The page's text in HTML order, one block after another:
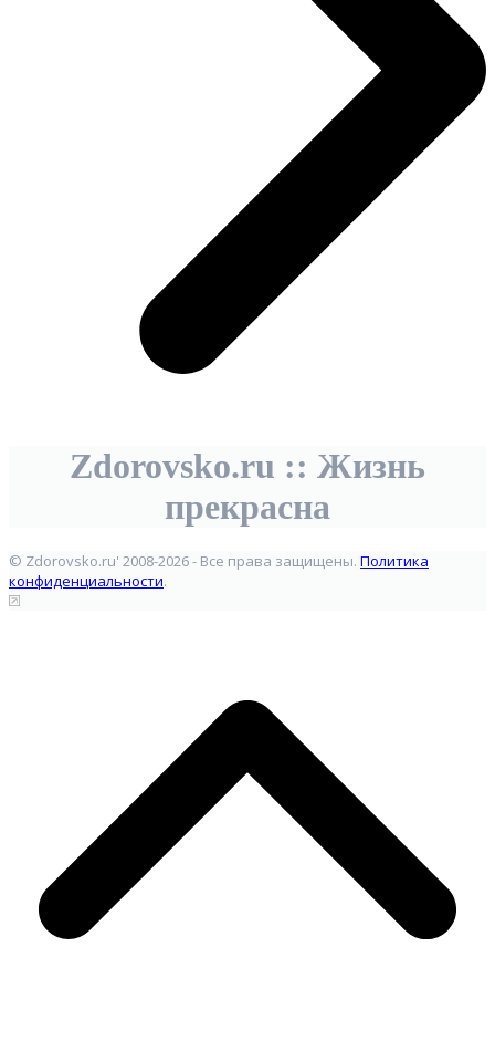
Zdorovsko.ru :: Жизнь
прекрасна
© Zdorovsko.ru' 2008-2026 - Все права защищены. Политика
конфиденциальности.